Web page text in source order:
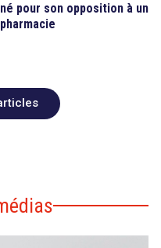
pour son opposition à un